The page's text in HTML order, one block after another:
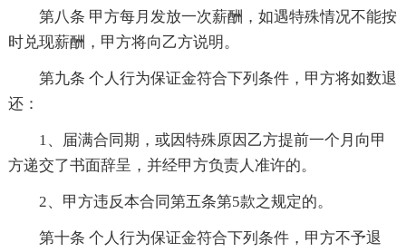
第八条 甲方每月发放一次薪酬，如遇特殊情况不能按
时兑现薪酬，甲方将向乙方说明。
第九条 个人行为保证金符合下列条件，甲方将如数退
还：
1、届满合同期，或因特殊原因乙方提前一个月向甲
方递交了书面辞呈，并经甲方负责人准许的。
2、甲方违反本合同第五条第5款之规定的。
第十条 个人行为保证金符合下列条件，甲方不予退